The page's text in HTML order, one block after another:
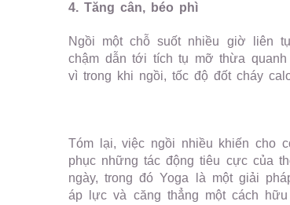
4. Tăng cân, béo phì
Ngồi một chỗ suốt nhiều giờ liên
chậm dẫn tới tích tụ mỡ thừa
vì trong khi ngồi, tốc độ đốt cháy
Tóm lại, việc ngồi nhiều khiến cho
phục những tác động tiêu cực của
ngày, trong đó Yoga là một giải
áp lực và căng thẳng một cách